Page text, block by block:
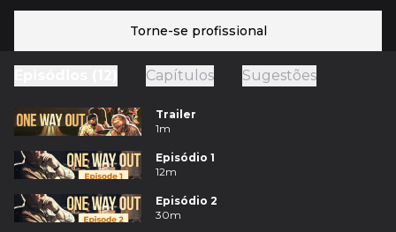
Torne-se profissional
Capítulos Sugestões
Trailer
1m
Episódio 1
12m
Episódio 2
30m